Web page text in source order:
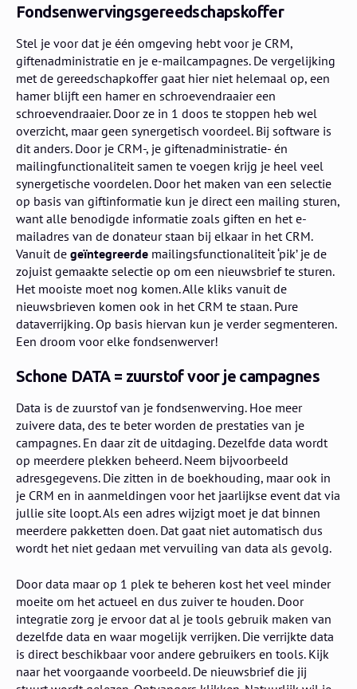
Fondsenwervingsgereedschapskoffer
Stel je voor dat je één omgeving hebt voor je CRM,
giftenadministratie en je e-mailcampagnes. De vergelijking
met de gereedschapkoffer gaat hier niet helemaal op, een
hamer blijft een hamer en schroevendraaier een
schroevendraaier. Door ze in 1 doos te stoppen heb wel
overzicht, maar geen synergetisch voordeel. Bij software is
dit anders. Door je CRM-, je giftenadministratie- én
mailingfunctionaliteit samen te voegen krijg je heel veel
synergetische voordelen. Door het maken van een selectie
op basis van giftinformatie kun je direct een mailing sturen,
want alle benodigde informatie zoals giften en het e-
mailadres van de donateur staan bij elkaar in het CRM.
Vanuit de geïntegreerde mailingsfunctionaliteit ‘pik’ je de
zojuist gemaakte selectie op om een nieuwsbrief te sturen.
Het mooiste moet nog komen. Alle kliks vanuit de
nieuwsbrieven komen ook in het CRM te staan. Pure
dataverrijking. Op basis hiervan kun je verder segmenteren.
Een droom voor elke fondsenwerver!
Schone DATA = zuurstof voor je campagnes
Data is de zuurstof van je fondsenwerving. Hoe meer
zuivere data, des te beter worden de prestaties van je
campagnes. En daar zit de uitdaging. Dezelfde data wordt
op meerdere plekken beheerd. Neem bijvoorbeeld
adresgegevens. Die zitten in de boekhouding, maar ook in
je CRM en in aanmeldingen voor het jaarlijkse event dat via
jullie site loopt. Als een adres wijzigt moet je dat binnen
meerdere pakketten doen. Dat gaat niet automatisch dus
wordt het niet gedaan met vervuiling van data als gevolg.
Door data maar op 1 plek te beheren kost het veel minder
moeite om het actueel en dus zuiver te houden. Door
integratie zorg je ervoor dat al je tools gebruik maken van
dezelfde data en waar mogelijk verrijken. Die verrijkte data
is direct beschikbaar voor andere gebruikers en tools. Kijk
naar het voorgaande voorbeeld. De nieuwsbrief die jij